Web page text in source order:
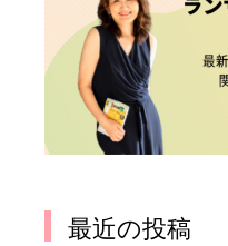
最近の投稿